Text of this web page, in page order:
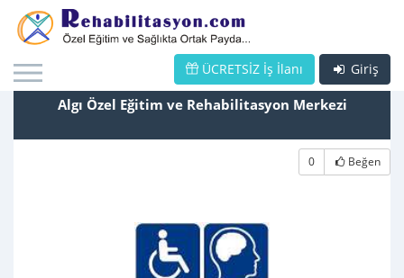
Giriş
ÜCRETSİZ İş İlanı
Algı Özel Eğitim ve Rehabilitasyon Merkezi
0 Beğen